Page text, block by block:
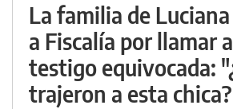
La familia de
a Fiscalía por llamar
testigo equivocada:
trajeron a esta